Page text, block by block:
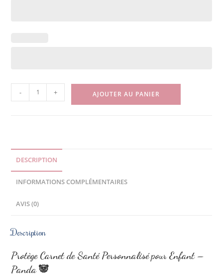
- + AJOUTER AU PANIER
DESCRIPTION
INFORMATIONS COMPLÉMENTAIRES
AVIS (0)
Description
Protège Carnet de Santé Personnalisé pour Enfant –
Panda 🐼